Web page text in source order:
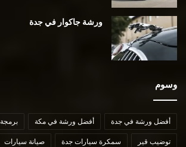
ورشة جاكوار في جدة
وسوم
أفضل ورشة في جدة أفضل ورشة في مكة برمجة
توضيب قير سمكرة سيارات جدة صيانة سيارات